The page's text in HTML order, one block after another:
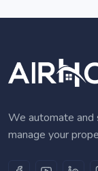
We automate and
manage your